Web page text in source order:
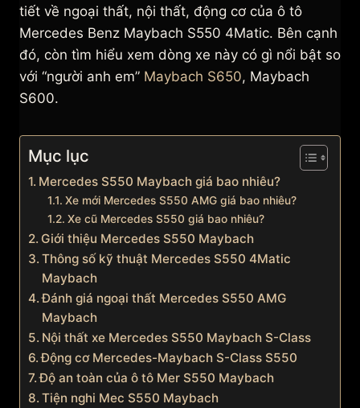
tiết về ngoại thất, nội thất, động cơ của ô tô
Mercedes Benz Maybach S550 4Matic. Bên cạnh
đó, còn tìm hiểu xem dòng xe này có gì nổi bật so
với “người anh em” Maybach S650, Maybach
S600.
Mục lục
Mercedes S550 Maybach giá bao nhiêu?
Xe mới Mercedes S550 AMG giá bao nhiêu?
Xe cũ Mercedes S550 giá bao nhiêu?
Giới thiệu Mercedes S550 Maybach
Thông số kỹ thuật Mercedes S550 4Matic
Maybach
Đánh giá ngoại thất Mercedes S550 AMG
Maybach
Nội thất xe Mercedes S550 Maybach S-Class
Động cơ Mercedes-Maybach S-Class S550
Độ an toàn của ô tô Mer S550 Maybach
Tiện nghi Mec S550 Maybach